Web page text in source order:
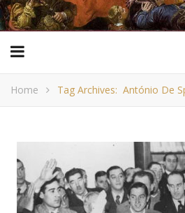
Home Tag Archives: António De